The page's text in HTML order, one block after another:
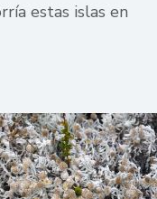
estas islas en